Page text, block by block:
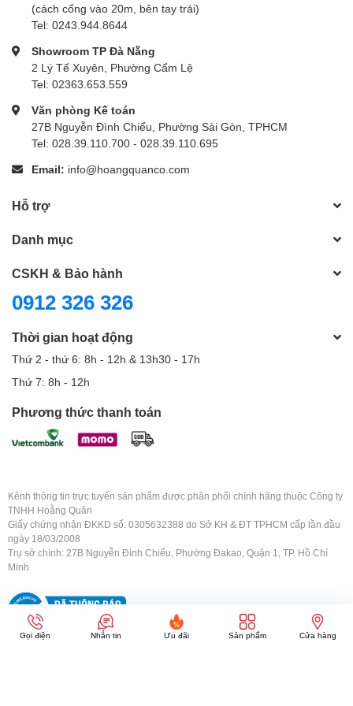
(cách cổng vào 20m, bên tay trái)
Tel: 0243.944.8644
Showroom TP Đà Nẵng
2 Lý Tế Xuyên, Phường Cẩm Lệ
Tel: 02363.653.559
Văn phòng Kế toán
27B Nguyễn Đình Chiểu, Phường Sài Gòn, TPHCM
Tel: 028.39.110.700 - 028.39.110.695
Email: info@hoangquanco.com
Hỗ trợ
Danh mục
CSKH & Bảo hành
0912 326 326
Thời gian hoạt động
Thứ 2 - thứ 6: 8h - 12h & 13h30 - 17h
Thứ 7: 8h - 12h
Phương thức thanh toán
Kênh thông tin trực tuyến sản phẩm được phân phối chính hãng thuộc Công ty
TNHH Hoằng Quân
Giấy chứng nhận ĐKKD số: 0305632388 do Sở KH & ĐT TPHCM cấp lần đầu
ngày 18/03/2008
Trụ sở chính: 27B Nguyễn Đình Chiểu, Phường Đakao, Quận 1, TP. Hồ Chí
Minh
Gọi điện Nhắn tin Ưu đãi Sản phẩm Cửa hàng